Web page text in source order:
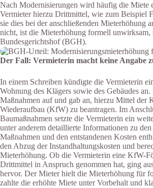
Nach Modernisierungen wird häufig die Miete
Vermieter hierzu Drittmittel, wie zum Beispiel
sie dies bei der anschließenden Mieterhöhung
nicht, ist die Mieterhöhung formell unwirksam,
Bundesgerichtshof (BGH).
Der Fall: Vermieterin macht keine Angabe
In einem Schreiben kündigte die Vermieterin
Wohnung des Klägers sowie des Gebäudes
Maßnahmen auf und gab an, hierzu Mittel der
Wiederaufbau (KfW) zu beantragen. Im
Baumaßnahmen setzte die Vermieterin ein
unter anderem detaillierte Informationen zu
Maßnahmen und den entstandenen Kosten
den Abzug der Instandhaltungskosten und
Mieterhöhung. Ob die Vermieterin eine KfW-
Drittmittel in Anspruch genommen hat, ging
hervor. Der Mieter hielt die Mieterhöhung für
zahlte die erhöhte Miete unter Vorbehalt und